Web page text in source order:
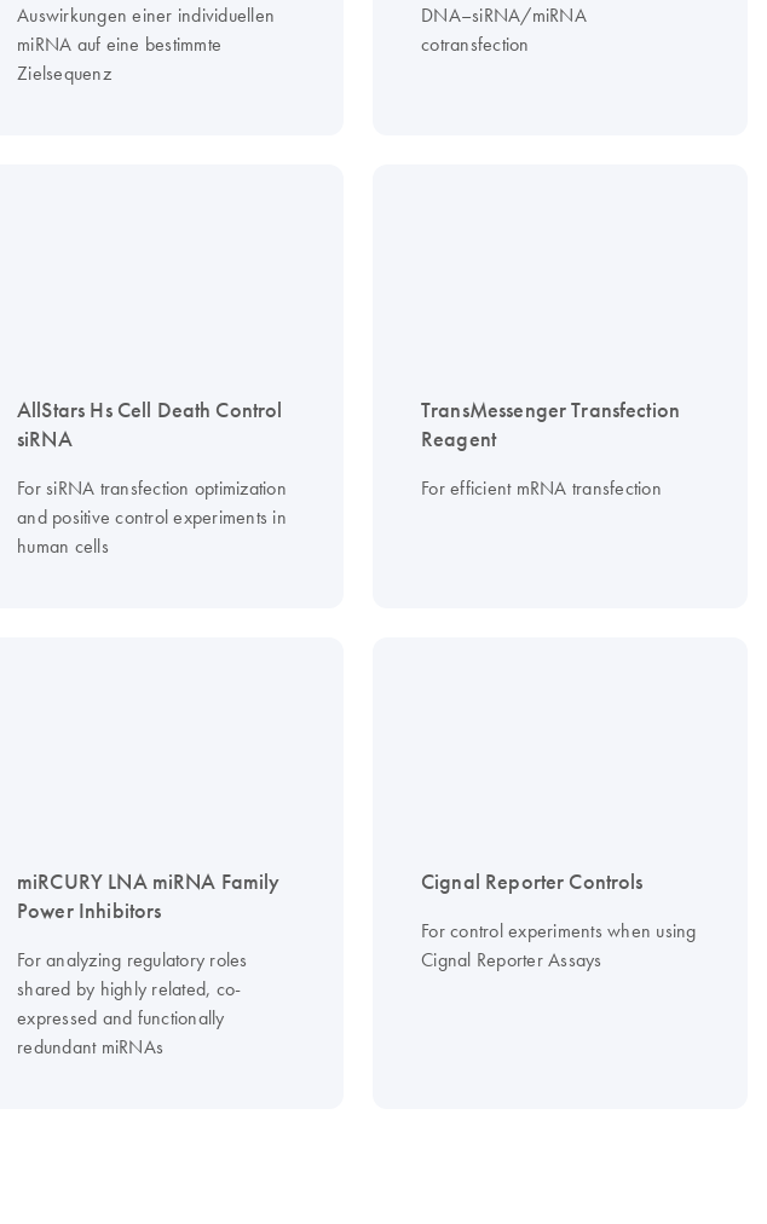
Auswirkungen einer individuellen
miRNA auf eine bestimmte
Zielsequenz
DNA–siRNA/miRNA
cotransfection
AllStars Hs Cell Death Control
siRNA
For siRNA transfection optimization
and positive control experiments in
human cells
TransMessenger Transfection
Reagent
For efficient mRNA transfection
miRCURY LNA miRNA Family
Power Inhibitors
For analyzing regulatory roles
shared by highly related, co-
expressed and functionally
redundant miRNAs
Cignal Reporter Controls
For control experiments when using
Cignal Reporter Assays